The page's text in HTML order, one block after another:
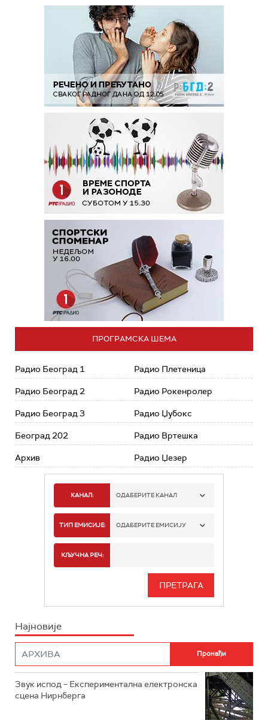
ПРОГРАМСКА ШЕМА
Радио Београд 1
Радио Београд 2
Радио Београд 3
Београд 202
Архив
Радио Плетеница
Радио Рокенролер
Радио Џубокс
Радио Вртешка
Радио Џезер
КАНАЛ: ОДАБЕРИТЕ КАНАЛ
РАДИО БЕОГРАД 1
РАДИО БЕОГРАД 3
РАДИО РОКЕНРОЛЕР
ТИП ЕМИСИЈЕ: ОДАБЕРИТЕ ЕМИСИЈУ
ИНФО
КЉУЧНА РЕЧ:
Најновије
Звук испод – Експериментална електронска
сцена Нирнберга